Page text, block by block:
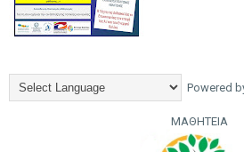
Powered
ΜΑΘΗΤΕΙΑ